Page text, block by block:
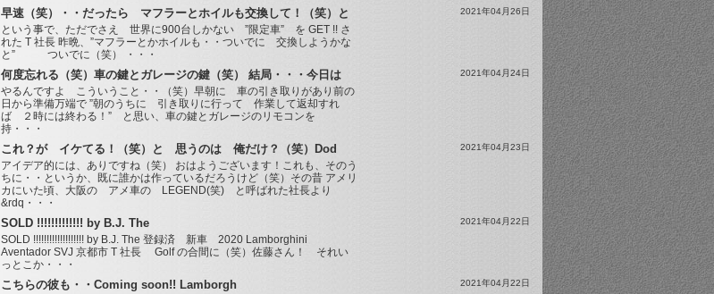
早速（笑）・・だったら マフラーとホイルも交換して！（笑）と
という事で、ただでさえ 世界に900台しかない ”限定車” を GET !! さ
れた T 社長 昨晩、”マフラーとかホイルも・・ついでに 交換しようかな
と” ついでに（笑） ・・・
2021年04月26日
何度忘れる（笑）車の鍵とガレージの鍵（笑） 結局・・・今日は
やるんですよ こういうこと・・（笑）早朝に 車の引き取りがあり前の
日から準備万端で ”朝のうちに 引き取りに行って 作業して返却すれ
ば ２時には終わる！” と思い、車の鍵とガレージのリモコンを
持・・・
2021年04月24日
これ？が イケてる！（笑）と 思うのは 俺だけ？（笑）Dod
アイデア的には、ありですね（笑） おはようございます！これも、そのう
ちに・・というか、既に誰かは作っているだろうけど（笑）その昔 アメリ
カにいた頃、大阪の アメ車の LEGEND(笑) と呼ばれた社長より
&rdq・・・
2021年04月23日
SOLD !!!!!!!!!!!!! by B.J. The
SOLD !!!!!!!!!!!!!!!!!!! by B.J. The 登録済 新車 2020 Lamborghini
Aventador SVJ 京都市 T 社長 Golf の合間に（笑）佐藤さん！ それい
っとこか・・・
2021年04月22日
こちらの彼も・・Coming soon!! Lamborgh 2021年04月22日